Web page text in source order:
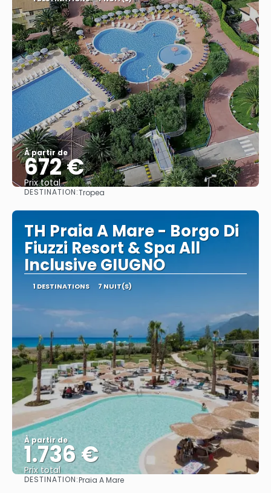
À partir de
672 €
Prix ​​total
DESTINATION:Tropea
TH Praia A Mare - Borgo Di
Fiuzzi Resort & Spa All
Inclusive GIUGNO
1 DESTINATIONS 7 NUIT(S)
À partir de
1.736 €
Prix ​​total
Afficher
DESTINATION:Praia A Mare